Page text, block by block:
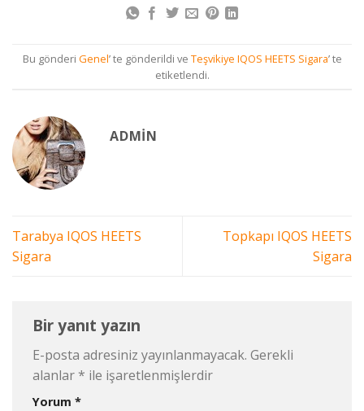
Bu gönderi Genel’ te gönderildi ve Teşvikiye IQOS HEETS Sigara’ te
etiketlendi.
ADMIN
Tarabya IQOS HEETS
Sigara
Topkapı IQOS HEETS
Sigara
Bir yanıt yazın
E-posta adresiniz yayınlanmayacak. Gerekli
alanlar * ile işaretlenmişlerdir
Yorum *